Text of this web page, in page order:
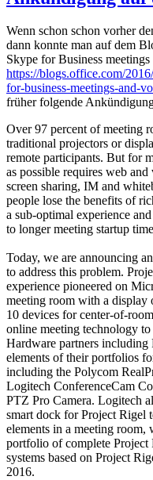
Wenn schon schon vorher
dann konnte man auf dem
Skype for Business
https://blogs.office.com/
for-business-meetings-and-
früher folgende
Over 97 percent of meeting
traditional projectors or
remote participants. But for
as possible requires web
screen sharing, IM and
people lose the benefits of
a sub-optimal experience
to longer meeting startup
Today, we are announcing
to address this problem.
experience pioneered on
meeting room with a
10 devices for center-of-
online meeting technology
Hardware partners
elements of their portfolios
including the Polycom
Logitech ConferenceCam
PTZ Pro Camera. Logitech
smart dock for Project Rigel
elements in a meeting
portfolio of complete Project
systems based on Project
2016.